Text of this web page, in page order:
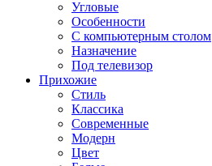
Угловые
Особенности
С компьютерным столом
Назначение
Под телевизор
Прихожие
Стиль
Классика
Современные
Модерн
Цвет